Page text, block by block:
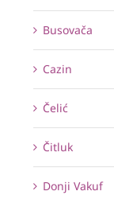
Busovača
Cazin
Čelić
Čitluk
Donji Vakuf